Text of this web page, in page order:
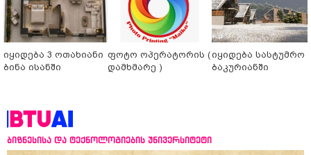
იყიდება 3 ოთახიანი
ბინა ისანში
ფოტო ოპერატორის (
დამხმარე )
იყიდება სასტუმრო
ბაკურიანში
ბიზნესისა და ტექნოლოგიების უნივერსიტეტი